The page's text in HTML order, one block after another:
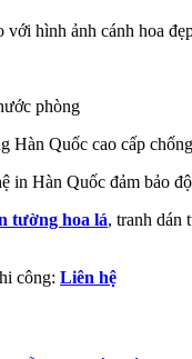
với hình ảnh cánh hoa
phòng
Hàn Quốc cao cấp
in Hàn Quốc đảm bảo
tường hoa lá, tranh dán
công: Liên hệ